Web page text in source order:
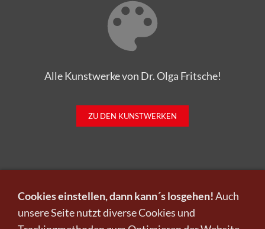
Alle Kunstwerke von Dr. Olga Fritsche!
ZU DEN KUNSTWERKEN
Cookies einstellen, dann kann´s losgehen!Auch
unsere Seite nutzt diverse Cookies und